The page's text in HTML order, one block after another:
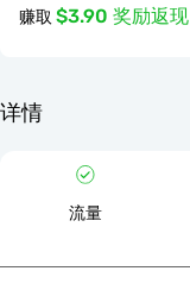
赚取 $3.90 奖励返现
详情
流量